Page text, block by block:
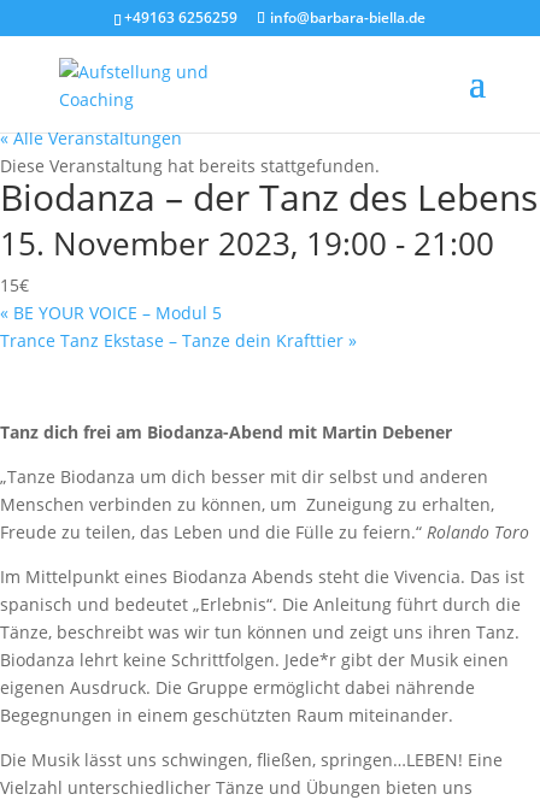
+49163 6256259 info@barbara-biella.de
« Alle Veranstaltungen
Diese Veranstaltung hat bereits stattgefunden.
Biodanza – der Tanz des Lebens
15. November 2023, 19:00 - 21:00
15€
« BE YOUR VOICE – Modul 5
Trance Tanz Ekstase – Tanze dein Krafttier »
Tanz dich frei am Biodanza-Abend mit Martin Debener
„Tanze Biodanza um dich besser mit dir selbst und anderen
Menschen verbinden zu können, um Zuneigung zu erhalten,
Freude zu teilen, das Leben und die Fülle zu feiern.“ Rolando Toro
Im Mittelpunkt eines Biodanza Abends steht die Vivencia. Das ist
spanisch und bedeutet „Erlebnis“. Die Anleitung führt durch die
Tänze, beschreibt was wir tun können und zeigt uns ihren Tanz.
Biodanza lehrt keine Schrittfolgen. Jede*r gibt der Musik einen
eigenen Ausdruck. Die Gruppe ermöglicht dabei nährende
Begegnungen in einem geschützten Raum miteinander.
Die Musik lässt uns schwingen, fließen, springen…LEBEN! Eine
Vielzahl unterschiedlicher Tänze und Übungen bieten uns